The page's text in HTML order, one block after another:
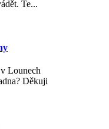
Te...
Lounech
Děkuji